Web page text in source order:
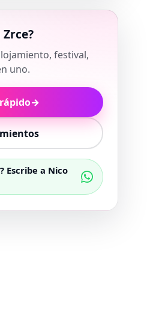
festival,
uno.
→
Escribe a Nico